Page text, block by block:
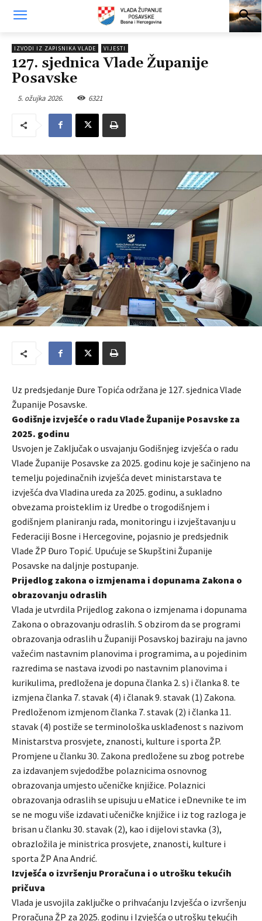
IZVODI IZ ZAPISNIKA VLADE VIJESTI
127. sjednica Vlade Županije
Posavske
5. ožujka 2026. 6321
Uz predsjedanje Đure Topića održana je 127. sjednica Vlade
Županije Posavske.
Godišnje izvješće o radu Vlade Županije Posavske za
2025. godinu
Usvojen je Zaključak o usvajanju Godišnjeg izvješća o radu
Vlade Županije Posavske za 2025. godinu koje je sačinjeno na
temelju pojedinačnih izvješća devet ministarstava te
izvješća dva Vladina ureda za 2025. godinu, a sukladno
obvezama proisteklim iz Uredbe o trogodišnjem i
godišnjem planiranju rada, monitoringu i izvještavanju u
Federaciji Bosne i Hercegovine, pojasnio je predsjednik
Vlade ŽP Đuro Topić. Upućuje se Skupštini Županije
Posavske na daljnje postupanje.
Prijedlog zakona o izmjenama i dopunama Zakona o
obrazovanju odraslih
Vlada je utvrdila Prijedlog zakona o izmjenama i dopunama
Zakona o obrazovanju odraslih. S obzirom da se programi
obrazovanja odraslih u Županiji Posavskoj baziraju na javno
važećim nastavnim planovima i programima, a u pojedinim
razredima se nastava izvodi po nastavnim planovima i
kurikulima, predložena je dopuna članka 2. s) i članka 8. te
izmjena članka 7. stavak (4) i članak 9. stavak (1) Zakona.
Predloženom izmjenom članka 7. stavak (2) i članka 11.
stavak (4) postiže se terminološka usklađenost s nazivom
Ministarstva prosvjete, znanosti, kulture i sporta ŽP.
Promjene u članku 30. Zakona predložene su zbog potrebe
za izdavanjem svjedodžbe polaznicima osnovnog
obrazovanja umjesto učeničke knjižice. Polaznici
obrazovanja odraslih se upisuju u eMatice i eDnevnike te im
se ne mogu više izdavati učeničke knjižice i iz tog razloga je
brisan u članku 30. stavak (2), kao i dijelovi stavka (3),
obrazložila je ministrica prosvjete, znanosti, kulture i
sporta ŽP Ana Andrić.
Izvješća o izvršenju Proračuna i o utrošku tekućih
pričuva
Vlada je usvojila zaključke o prihvaćanju Izvješća o izvršenju
Proračuna ŽP za 2025. godinu i Izvješća o utrošku tekućih